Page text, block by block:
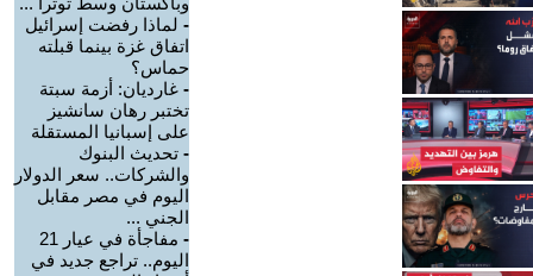
- لماذا رفضت إسرائيل
اتفاق غزة بينما قبلته
حماس؟
- غارديان: أزمة سبتة
تختبر رهان سانشيز
على إسبانيا المستقلة
- تحديث البنوك
والشركات.. سعر الدولار
اليوم في مصر مقابل
الجني ...
-
مفاجأة في عيار 21
اليوم.. تراجع جديد في